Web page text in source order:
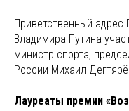
Приветственный адрес
Владимира Путина
министр спорта,
России Михаил
Лауреаты премии